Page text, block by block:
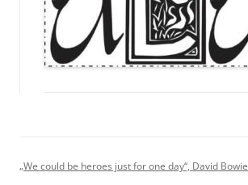
„We could be heroes just for one day“, David Bowie